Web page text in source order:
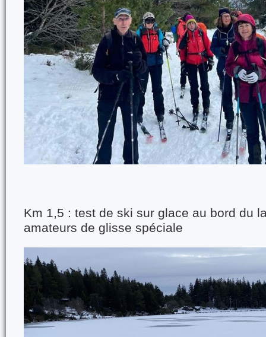
Km 1,5 : test de ski sur glace au bord du
amateurs de glisse spéciale